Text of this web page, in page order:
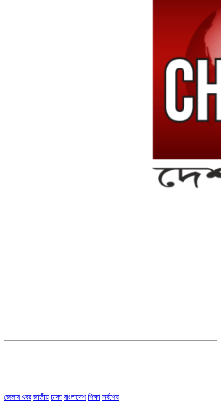
জেলার খবর জাতীয় ঢাকা বাংলাদেশ শিক্ষা সর্বশেষ